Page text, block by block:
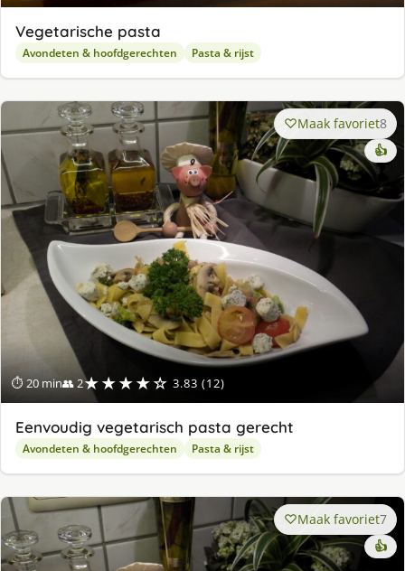
Vegetarische pasta
Avondeten & hoofdgerechten Pasta & rijst
⏱ 20 min👥 2★★★★☆ 3.83 (12)
Maak favoriet8
👍
Eenvoudig vegetarisch pasta gerecht
Avondeten & hoofdgerechten Pasta & rijst
Maak favoriet7
👍